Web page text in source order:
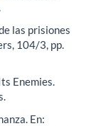
las prisiones
104/3, pp.
Enemies.
En: